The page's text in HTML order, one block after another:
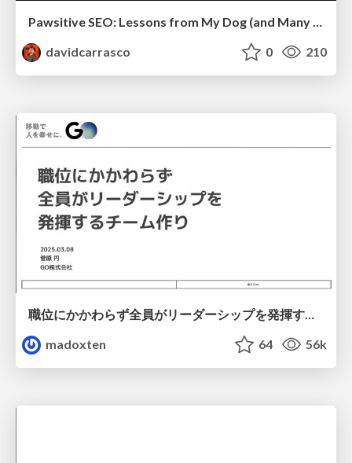
davidcarrasco
0 210
職位にかかわらず全員がリーダーシップを発揮するチーム作り / Building a team where everyone can demonstrate leadership regardless of position
madoxten
64 56k